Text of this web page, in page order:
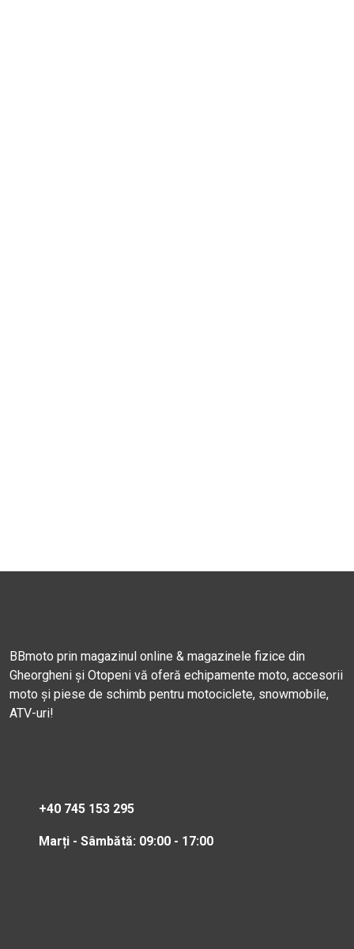
BBmoto prin magazinul online & magazinele fizice din
Gheorgheni și Otopeni vă oferă echipamente moto, accesorii
moto și piese de schimb pentru motociclete, snowmobile,
ATV-uri!
+40 745 153 295
Marți - Sâmbătă: 09:00 - 17:00